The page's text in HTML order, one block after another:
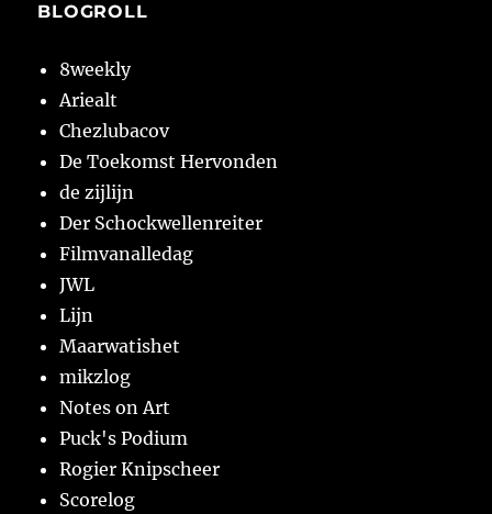
BLOGROLL
8weekly
Ariealt
Chezlubacov
De Toekomst Hervonden
de zijlijn
Der Schockwellenreiter
Filmvanalledag
JWL
Lijn
Maarwatishet
mikzlog
Notes on Art
Puck's Podium
Rogier Knipscheer
Scorelog